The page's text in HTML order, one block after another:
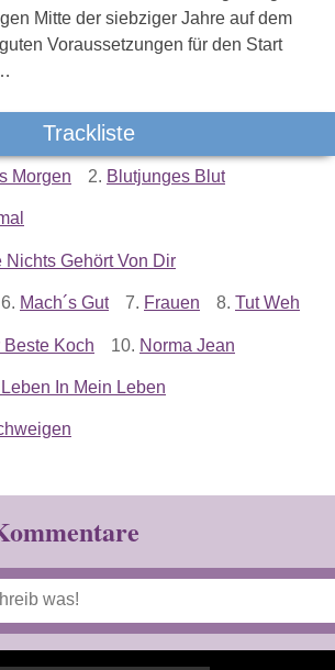
Mitte der siebziger Jahre auf dem
Voraussetzungen für den Start
Trackliste
Morgen 2. Blutjunges Blut
Nichts Gehört Von Dir
6. Mach´s Gut 7. Frauen 8. Tut Weh
Beste Koch 10. Norma Jean
In Mein Leben